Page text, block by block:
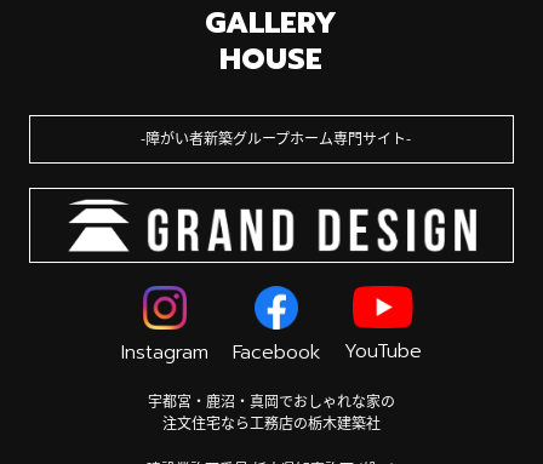
GALLERY
HOUSE
障がい者新築グループホーム専門サイト
Instagram Facebook YouTube
宇都宮・鹿沼・真岡でおしゃれな家の
注文住宅なら工務店の栃木建築社